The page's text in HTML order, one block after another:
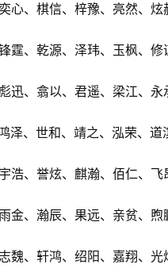
心、棋信、梓豫、亮然、炫
霆、乾源、泽玮、玉枫、修
迅、翕以、君遥、梁江、永
泽、世和、靖之、泓荣、道
浩、誉炫、麒瀚、佰仁、飞
金、瀚辰、果远、亲贫、煦
魏、轩鸿、绍阳、嘉翔、光